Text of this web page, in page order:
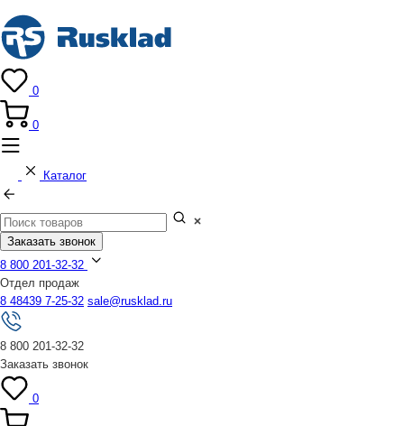
0
0
Каталог
Заказать звонок
8 800 201-32-32
Отдел продаж
8 48439 7-25-32 sale@rusklad.ru
8 800 201-32-32
Заказать звонок
0